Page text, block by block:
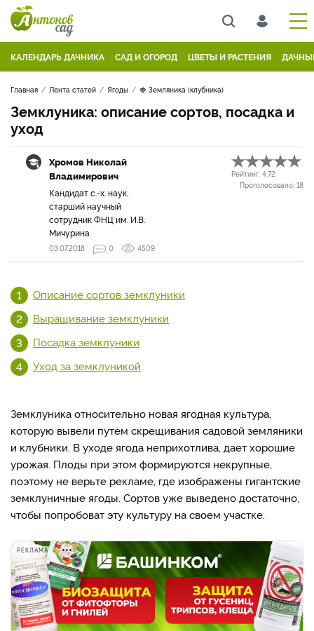
КАЛЕНДАРЬ ДАЧНИКА САД И ОГОРОД ЦВЕТЫ И РАСТЕНИЯ
Главная Лента статей Ягоды 🍓 Земляника (клубника)
Земклуника: описание сортов, посадка и
уход
Хромов Николай
Владимирович
Кандидат с.-х. наук,
старший научный
сотрудник ФНЦ им. И.В.
Мичурина
Рейтинг: 4.72
Проголосовало: 18
03.07.2018 0 4509
Описание сортов земклуники
Выращивание земклуники
Посадка земклуники
Уход за земклуникой
Земклуника относительно новая ягодная культура,
которую вывели путем скрещивания садовой земляники
и клубники. В уходе ягода неприхотлива, дает хорошие
урожая. Плоды при этом формируются некрупные,
поэтому не верьте рекламе, где изображены гигантские
земклуничные ягоды. Сортов уже выведено достаточно,
чтобы попробоват эту культуру на своем участке.
РЕКЛАМА